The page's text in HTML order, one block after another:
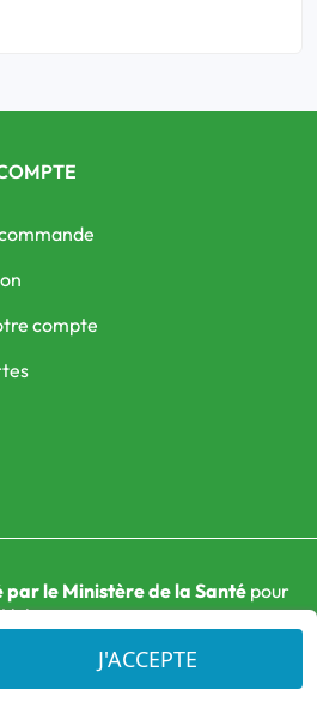
compte
J'ACCEPTE
par le Ministère de la Santépour
ici